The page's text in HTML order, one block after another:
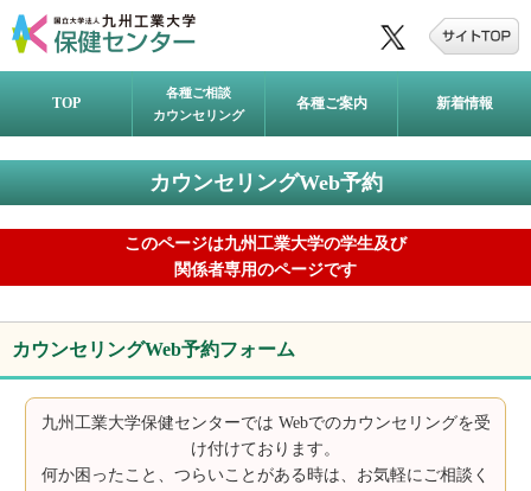
TOP
各種ご相談
カウンセリング
各種ご案内 新着情報
カウンセリングWeb予約
このページは九州工業大学の学生及び
関係者専用のページです
カウンセリングWeb予約フォーム
九州工業大学保健センターでは Webでのカウンセリングを受
け付けております。
何か困ったこと、つらいことがある時は、お気軽にご相談く